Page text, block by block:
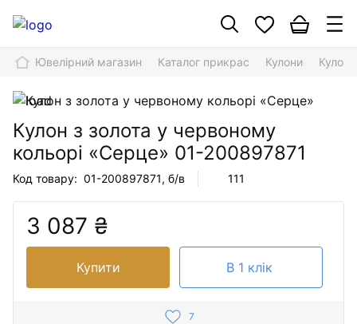
Ювелірний магазин Каталог прикрас Кулони Кулон
Кулон з золота у червоному
кольорі «Серце» 01-200897871
Код товару: 01-200897871, б/в 111
3 087 ₴
Купити В 1 клік
7